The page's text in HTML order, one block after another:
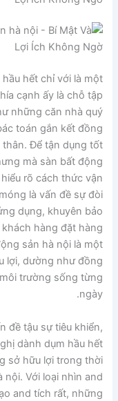
hết chỉ với là một
cạnh ấy là chỗ tập
những căn nhà quý
toán gắn kết đồng
Để tận dụng tốt
mà sàn bất động
rõ cách thức vận
là vấn đề sự đòi
dụng, khuyên bảo
hàng đặt hàng
sản hà nội là một
lợi, dường như đồng
trường sống từng
ngày.
đề tậu sự tiêu khiển,
dành dụm hầu hết
sở hữu lợi trong thời
Với loại nhìn and
and tích rất, những